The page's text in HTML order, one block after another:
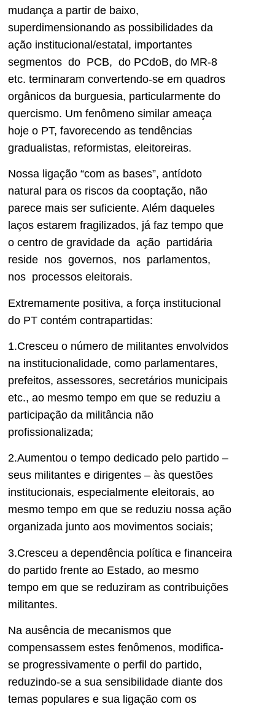
mudança a partir de baixo,
superdimensionando as possibilidades da
ação institucional/estatal, importantes
segmentos do PCB, do PCdoB, do MR-8
etc. terminaram convertendo-se em quadros
orgânicos da burguesia, particularmente do
quercismo. Um fenômeno similar ameaça
hoje o PT, favorecendo as tendências
gradualistas, reformistas, eleitoreiras.
Nossa ligação “com as bases”, antídoto
natural para os riscos da cooptação, não
parece mais ser suficiente. Além daqueles
laços estarem fragilizados, já faz tempo que
o centro de gravidade da ação partidária
reside nos governos, nos parlamentos,
nos processos eleitorais.
Extremamente positiva, a força institucional
do PT contém contrapartidas:
1.Cresceu o número de militantes envolvidos
na institucionalidade, como parlamentares,
prefeitos, assessores, secretários municipais
etc., ao mesmo tempo em que se reduziu a
participação da militância não
profissionalizada;
2.Aumentou o tempo dedicado pelo partido –
seus militantes e dirigentes – às questões
institucionais, especialmente eleitorais, ao
mesmo tempo em que se reduziu nossa ação
organizada junto aos movimentos sociais;
3.Cresceu a dependência política e financeira
do partido frente ao Estado, ao mesmo
tempo em que se reduziram as contribuições
militantes.
Na ausência de mecanismos que
compensassem estes fenômenos, modifica-
se progressivamente o perfil do partido,
reduzindo-se a sua sensibilidade diante dos
temas populares e sua ligação com os